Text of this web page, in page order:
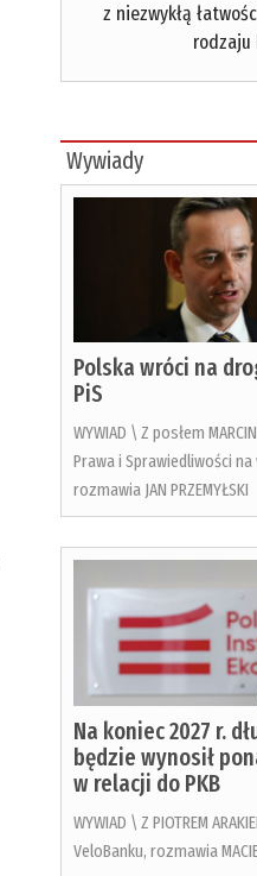
z niezwykłą
rodzaju
Wywiady
Polska wróci na
PiS
WYWIAD \ Z posłem
Prawa i Sprawiedliwości
rozmawia JAN PRZEMYŁSKI
Na koniec 2027 r.
będzie wynosił
w relacji do PKB
WYWIAD \ Z PIOTREM
VeloBanku, rozmawia